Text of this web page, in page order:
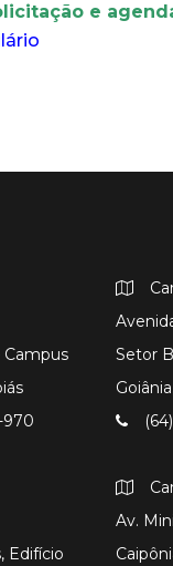
e
Campus
970
Edifício
Setor
Av.